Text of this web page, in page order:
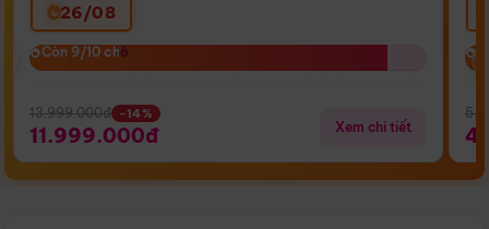
26/08
Còn 9/10 chỗ
Còn 9/10 chỗ
13.999.000đ -14%
11.999.000đ Xem chi tiết